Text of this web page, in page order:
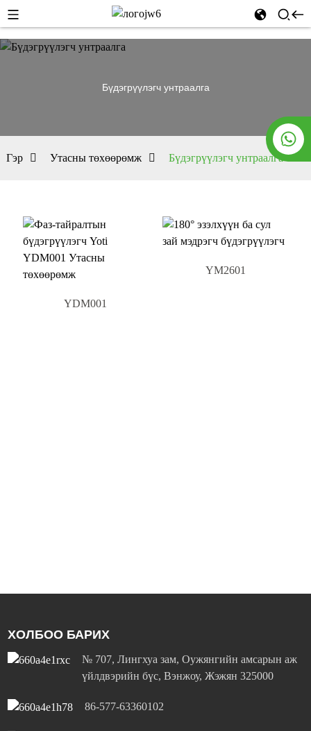
Бүдэгрүүлэгч унтраалга
Гэр Утасны төхөөрөмж Бүдэгрүүлэгч унтраалга
YDM001
YM2601
ХОЛБОО БАРИХ
№ 707, Лингхуа зам, Оужянгийн амсарын аж
үйлдвэрийн бүс, Вэнжоу, Жэжян 325000
86-577-63360102